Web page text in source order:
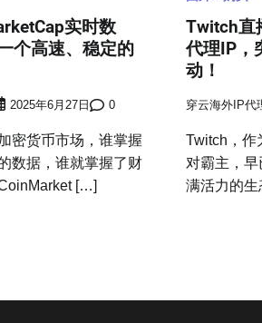
实时数
个高速、稳定的
2025年6月27日 0
密货币市场，谁掌握
数据，谁就掌握了财
[…]
Twitch直
代理IP，
动！
穿云海外IP代
Twitch，作
对霸主，
满活力的